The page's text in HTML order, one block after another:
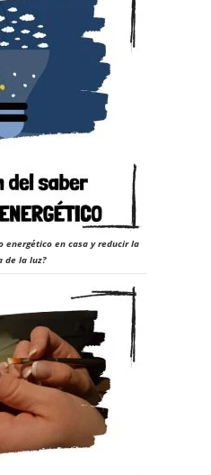
energético en casa y reducir la
de la luz?